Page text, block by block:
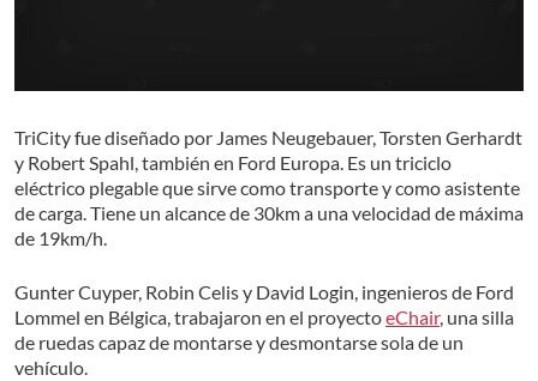
TriCity fue diseñado por James Neugebauer, Torsten Gerhardt
y Robert Spahl, también en Ford Europa. Es un triciclo
eléctrico plegable que sirve como transporte y como asistente
de carga. Tiene un alcance de 30km a una velocidad de máxima
de 19km/h.
Gunter Cuyper, Robin Celis y David Login, ingenieros de Ford
Lommel en Bélgica, trabajaron en el proyectoeChair, una silla
de ruedas capaz de montarse y desmontarse sola de un
vehículo.